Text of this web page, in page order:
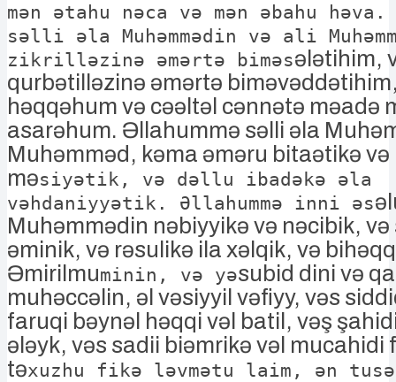
mən ətahu nəca və mən əbahu həva.
səlli əla Muhəm­mədin və ali
zikrilləzinə əmərtə biməsələtihim,
qurbətilləzinə əmərtə
həqqəhum və cəəltəl cənnətə məadə
asarəhum. Əllahummə səlli əla
Muhəmməd, kəma əməru bitaətikə və
məsiyətik, və dəllu ibadəkə əla
vəhdaniyyətik. Əllahummə inni əs
Muhəmmədin nəbiyyikə və nəcibik,
əminik, və rəsulikə ila xəlqik, və
Əmirilmuminin, və yəsubid dini və
muhəccəlin, əl vəsiyyil vəfiyy, vəs
faruqi bəynəl həqqi vəl batil, vəş
ələyk, vəs sadii biəmrikə vəl mucahidi
təxuzhu fikə ləvmətu laim, ən